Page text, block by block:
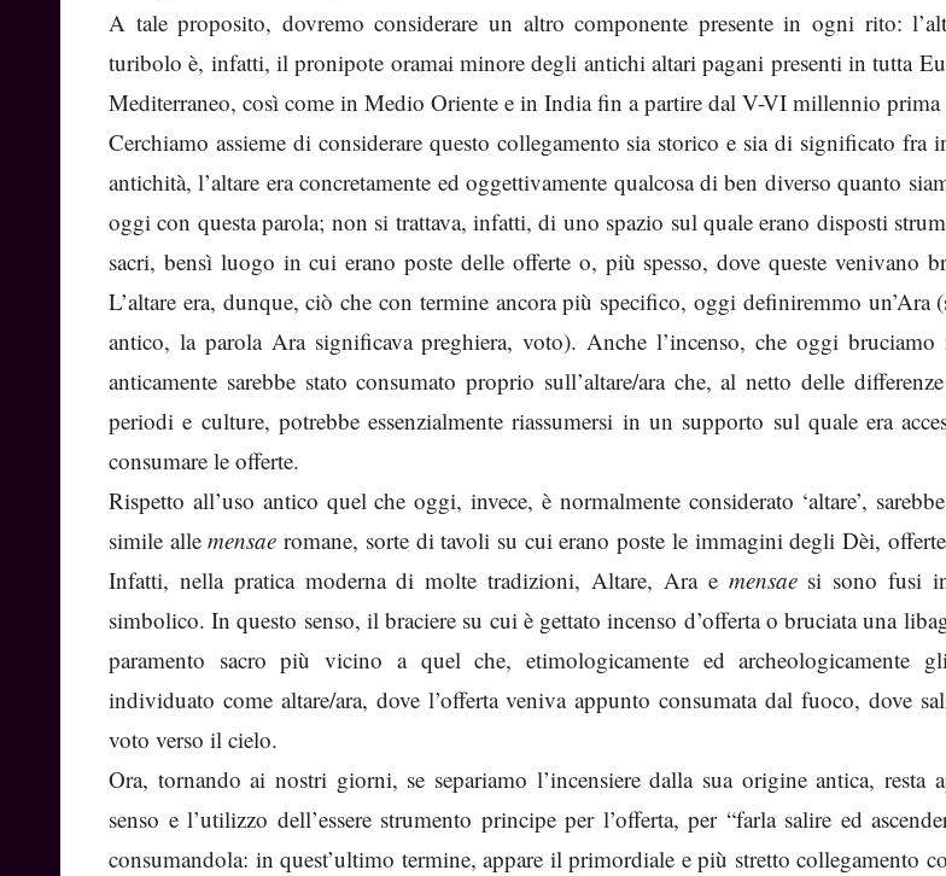
A tale proposito, dovremo considerare un altro componente presente in ogni rito:
turibolo è, infatti, il pronipote oramai minore degli antichi altari pagani presenti in tutta
Mediterraneo, così come in Medio Oriente e in India fin a partire dal V-VI millennio prima
Cerchiamo assieme di considerare questo collegamento sia storico e sia di significato fra
antichità, l’altare era concretamente ed oggettivamente qualcosa di ben diverso quanto
oggi con questa parola; non si trattava, infatti, di uno spazio sul quale erano disposti
sacri, bensì luogo in cui erano poste delle offerte o, più spesso, dove queste venivano
L’altare era, dunque, ciò che con termine ancora più specifico, oggi definiremmo un’Ara
antico, la parola Ara significava preghiera, voto). Anche l’incenso, che oggi
anticamente sarebbe stato consumato proprio sull’altare/ara che, al netto delle
periodi e culture, potrebbe essenzialmente riassumersi in un supporto sul quale era
consumare le offerte.
Rispetto all’uso antico quel che oggi, invece, è normalmente considerato ‘altare’,
simile allemensaeromane, sorte di tavoli su cui erano poste le immagini degli Dèi,
Infatti, nella pratica moderna di molte tradizioni, Altare, Ara e mensaesi sono fusi
simbolico. In questo senso, il braciere su cui è gettato incenso d’offerta o bruciata una
paramento sacro più vicino a quel che, etimologicamente ed archeologicamente
individuato come altare/ara, dove l’offerta veniva appunto consumata dal fuoco, dove
voto verso il cielo.
Ora, tornando ai nostri giorni, se separiamo l’incensiere dalla sua origine antica, resta
senso e l’utilizzo dell’essere strumento principe per l’offerta, per “farla salire ed
consumandola: in quest’ultimo termine, appare il primordiale e più stretto collegamento